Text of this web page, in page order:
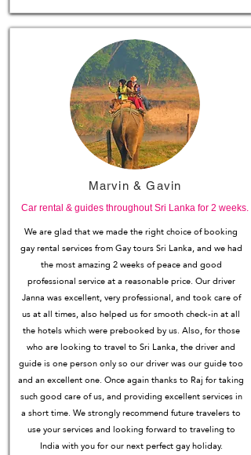
Marvin & Gavin
Car rental & guides throughout Sri Lanka for 2 weeks.
We are glad that we made the right choice of booking
gay rental services from Gay tours Sri Lanka, and we had
the most amazing 2 weeks of peace and good
professional service at a reasonable price. Our driver
Janna was excellent, very professional, and took care of
us at all times, also helped us for smooth check-in at all
the hotels which were prebooked by us. Also, for those
who are looking to travel to Sri Lanka, the driver and
guide is one person only so our driver was our guide too
and an excellent one. Once again thanks to Raj for taking
such good care of us, and providing excellent services in
a short time. We strongly recommend future travelers to
use your services and looking forward to traveling to
India with you for our next perfect gay holiday.